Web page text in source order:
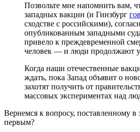
Позвольте мне напомнить вам,
западных вакцин (и Гинзбург
сходстве с российскими),
опубликованным западными
привело к преждевременной
человек — и люди продолжают
Когда наши отечественные
ждать, пока Запад объявит о
захотят получить от
массовых экспериментах над
Вернемся к вопросу, поставленному в
первым?